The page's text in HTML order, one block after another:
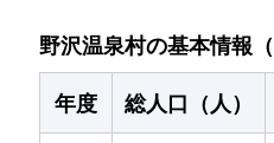
野沢温泉村の基本情報
年度
総人口（人）